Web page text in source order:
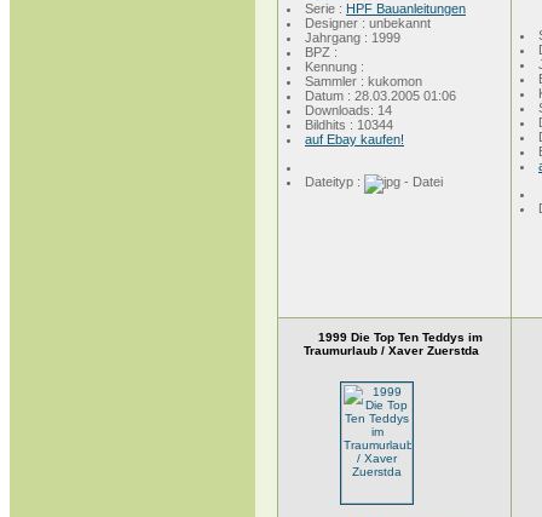
Serie : HPF Bauanleitungen
Designer : unbekannt
Jahrgang : 1999
BPZ :
Kennung :
Sammler : kukomon
Datum : 28.03.2005 01:06
Downloads: 14
Bildhits : 10344
auf Ebay kaufen!
Dateityp :
1999 Die Top Ten Teddys im
Traumurlaub / Xaver Zuerstda